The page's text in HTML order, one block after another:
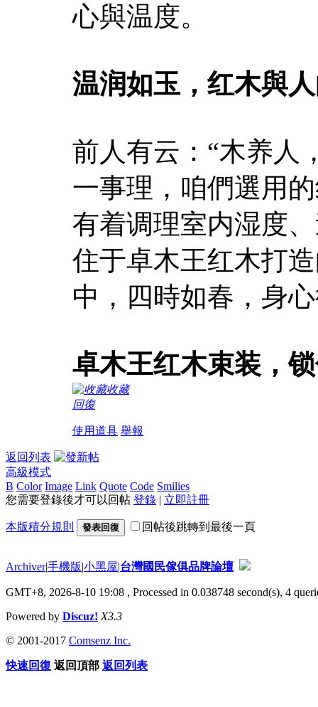
心與温度。
温润如玉，红木與
前人有云：“木养人
一事理，咱們選用
有着调理室内湿度
住于卓木王红木打
中，四時如春，身
卓木王红木束装，
收藏
回復
使用道具 舉報
返回列表
高級模式
B Color Image Link Quote Code Smilies
您需要登錄後才可以回帖 登錄 | 立即註冊
本版積分規則 發表回復 回帖後跳轉到最後一頁
Archiver|手機版|小黑屋|台灣國民傢俱品牌論壇
GMT+8, 2026-8-10 19:08 , Processed in 0.038748 second(s), 4
Powered by Discuz! X3.3
© 2001-2017 Comsenz Inc.
快速回復 返回頂部 返回列表